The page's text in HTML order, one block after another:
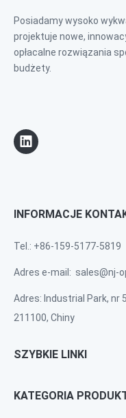
Posiadamy wysoko
projektuje nowe,
opłacalne rozwiązania
budżety.
INFORMACJE
Tel.: +86-159-5177-5819
Adres e-mail: sales@nj-
Adres: Industrial Park, nr
211100, Chiny
SZYBKIE LINKI
KATEGORIA